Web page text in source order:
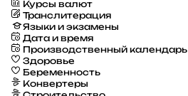
Курсы валют
Транслитерация
Языки и экзамены
Дата и время
Производственный календарь
Здоровье
Беременность
Конвертеры